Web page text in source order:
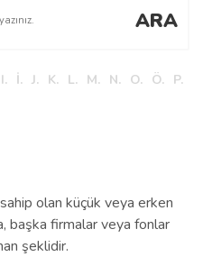
ARA
I. İ. J. K. L. M. N. O. Ö.
P.
olan küçük veya erken
başka firmalar veya fonlar
şeklidir.